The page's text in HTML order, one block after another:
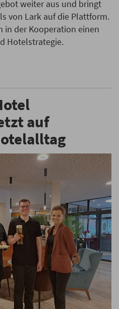
weiter aus und bringt
von Lark auf die Plattform.
in der Kooperation einen
Hotelstrategie.
auf